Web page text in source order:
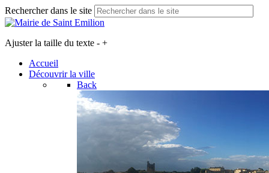
Rechercher dans le site
Ajuster la taille du texte - +
Accueil
Découvrir la ville
Back